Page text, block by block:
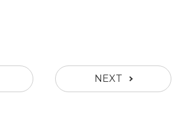
NEXT